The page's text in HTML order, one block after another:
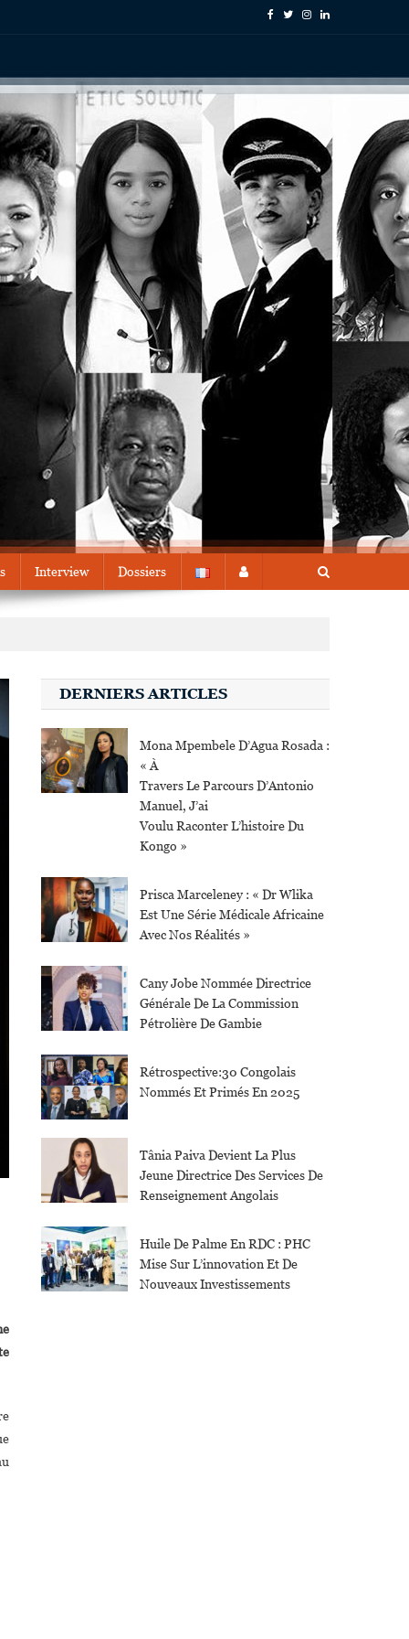
Interview Dossiers
DERNIERS ARTICLES
Mona Mpembele D’Agua Rosada :
« À
Travers Le Parcours D’Antonio
Manuel, J’ai
Voulu Raconter L’histoire Du
Kongo »
Prisca Marceleney : « Dr Wlika
Est Une Série Médicale Africaine
Avec Nos Réalités »
Cany Jobe Nommée Directrice
Générale De La Commission
Pétrolière De Gambie
Rétrospective:30 Congolais
Nommés Et Primés En 2025
Tânia Paiva Devient La Plus
Jeune Directrice Des Services De
Renseignement Angolais
Huile De Palme En RDC : PHC
Mise Sur L’innovation Et De
Nouveaux Investissements